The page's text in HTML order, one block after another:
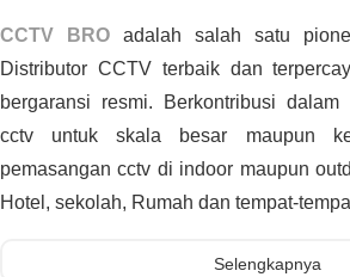
CCTV BRO adalah salah satu
Distributor CCTV terbaik dan
bergaransi resmi. Berkontribusi dalam
cctv untuk skala besar maupun
pemasangan cctv di indoor maupun
Hotel, sekolah, Rumah dan tempat-
Selengkapnya